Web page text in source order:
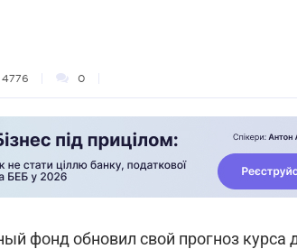
4776 0
фонд обновил свой прогноз курса